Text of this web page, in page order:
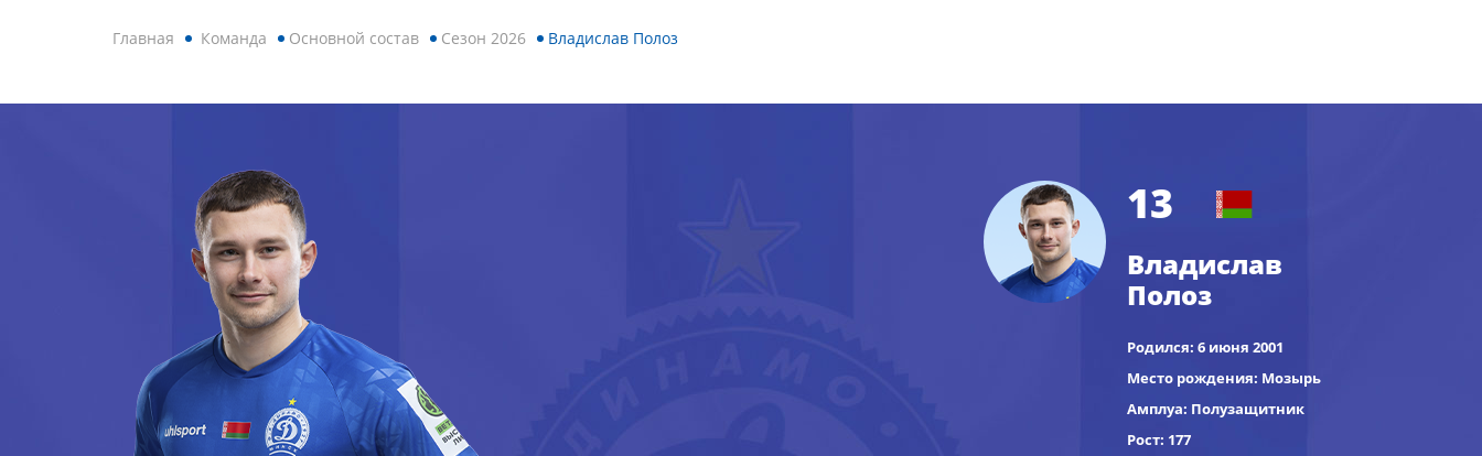
Главная Команда Основной состав Сезон 2026 Владислав Полоз
13
Владислав
Полоз
Родился: 6 июня 2001
Место рождения: Мозырь
Амплуа: Полузащитник
Рост: 177